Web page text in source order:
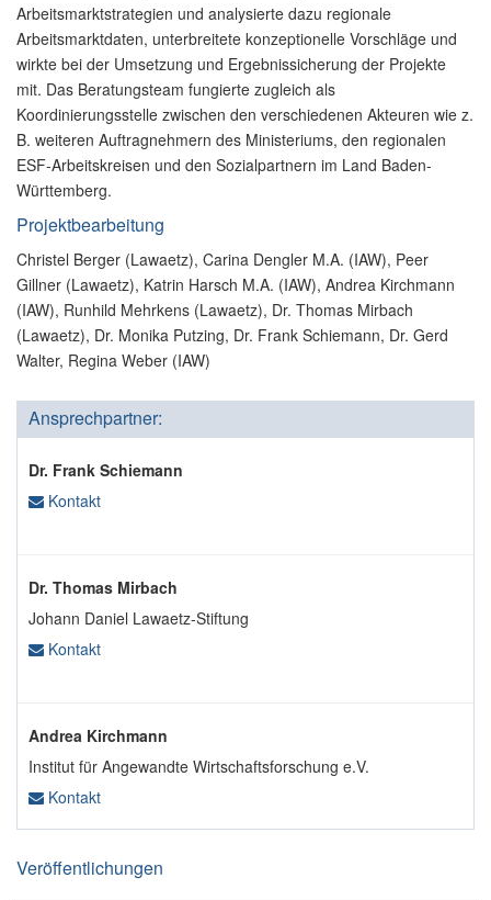
Arbeitsmarktstrategien und analysierte dazu regionale
Arbeitsmarktdaten, unterbreitete konzeptionelle Vorschläge und
wirkte bei der Umsetzung und Ergebnissicherung der Projekte
mit. Das Beratungsteam fungierte zugleich als
Koordinierungsstelle zwischen den verschiedenen Akteuren wie z.
B. weiteren Auftragnehmern des Ministeriums, den regionalen
ESF-Arbeitskreisen und den Sozialpartnern im Land Baden-
Württemberg.
Projektbearbeitung
Christel Berger (Lawaetz), Carina Dengler M.A. (IAW), Peer
Gillner (Lawaetz), Katrin Harsch M.A. (IAW), Andrea Kirchmann
(IAW), Runhild Mehrkens (Lawaetz), Dr. Thomas Mirbach
(Lawaetz), Dr. Monika Putzing, Dr. Frank Schiemann, Dr. Gerd
Walter, Regina Weber (IAW)
Ansprechpartner:
Dr. Frank Schiemann
Kontakt
Dr. Thomas Mirbach
Johann Daniel Lawaetz-Stiftung
Kontakt
Andrea Kirchmann
Institut für Angewandte Wirtschaftsforschung e.V.
Kontakt
Veröffentlichungen